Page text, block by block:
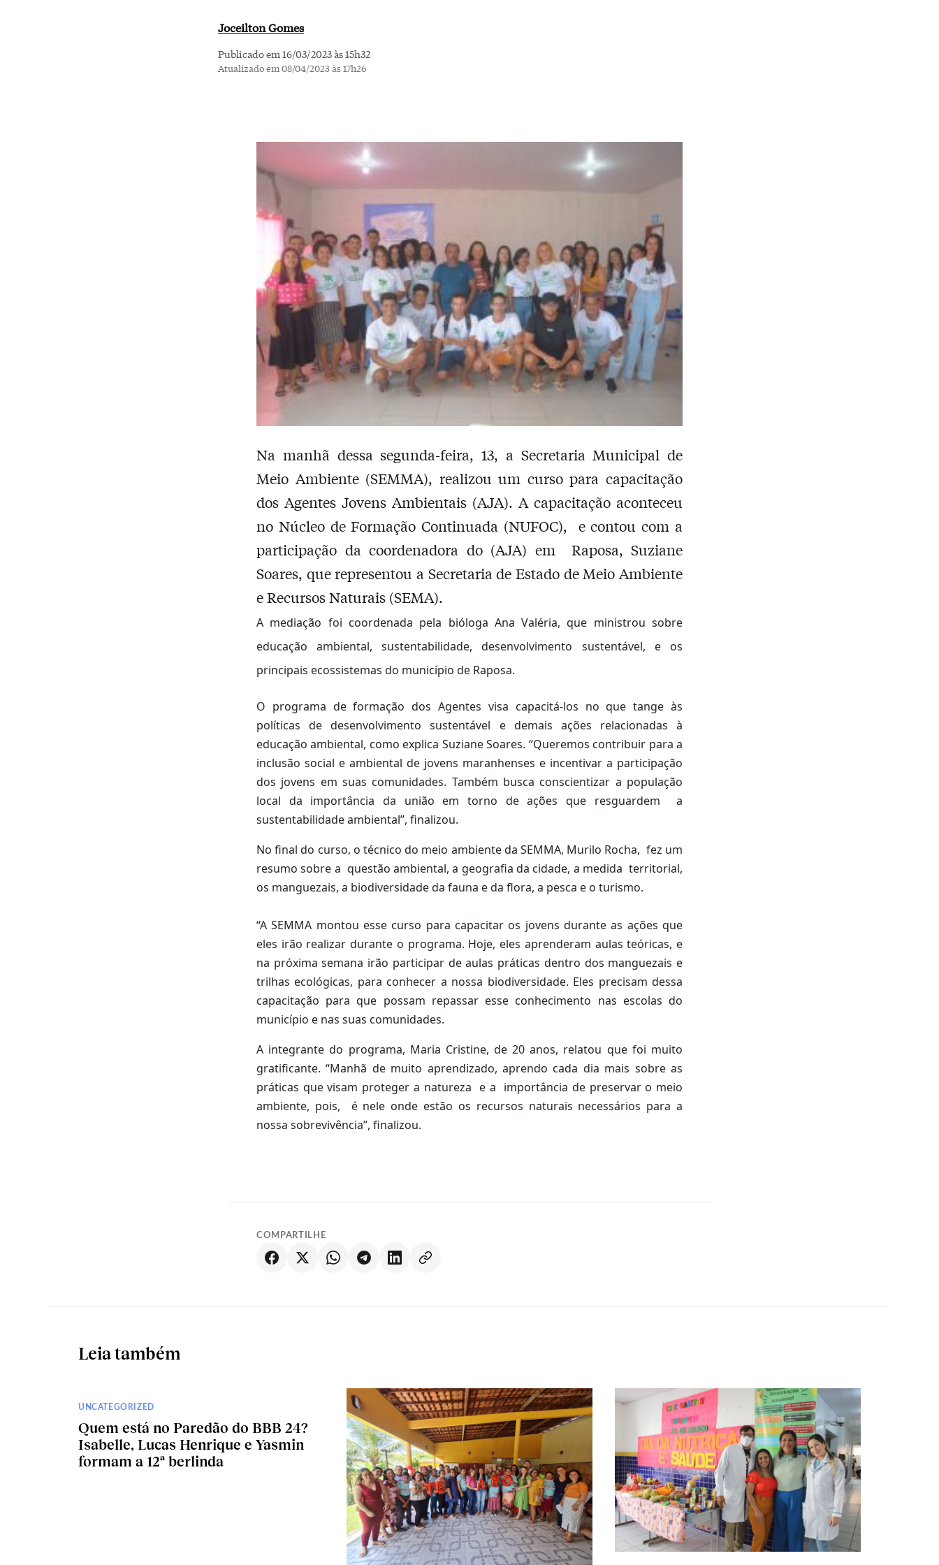
Joceilton Gomes
Publicado em 16/03/2023 às 15h32
Atualizado em 08/04/2023 às 17h26
Na manhã dessa segunda-feira, 13, a Secretaria Municipal de
Meio Ambiente (SEMMA), realizou um curso para capacitação
dos Agentes Jovens Ambientais (AJA). A capacitação aconteceu
no Núcleo de Formação Continuada (NUFOC), e contou com a
participação da coordenadora do (AJA) em Raposa, Suziane
Soares, que representou a Secretaria de Estado de Meio Ambiente
e Recursos Naturais (SEMA).
A mediação foi coordenada pela bióloga Ana Valéria, que ministrou sobre
educação ambiental, sustentabilidade, desenvolvimento sustentável, e os
principais ecossistemas do município de Raposa.
O programa de formação dos Agentes visa capacitá-los no que tange às
políticas de desenvolvimento sustentável e demais ações relacionadas à
educação ambiental, como explica Suziane Soares. “Queremos contribuir para a
inclusão social e ambiental de jovens maranhenses e incentivar a participação
dos jovens em suas comunidades. Também busca conscientizar a população
local da importância da união em torno de ações que resguardem a
sustentabilidade ambiental”, finalizou.
No final do curso, o técnico do meio ambiente da SEMMA, Murilo Rocha, fez um
resumo sobre a questão ambiental, a geografia da cidade, a medida territorial,
os manguezais, a biodiversidade da fauna e da flora, a pesca e o turismo.
“A SEMMA montou esse curso para capacitar os jovens durante as ações que
eles irão realizar durante o programa. Hoje, eles aprenderam aulas teóricas, e
na próxima semana irão participar de aulas práticas dentro dos manguezais e
trilhas ecológicas, para conhecer a nossa biodiversidade. Eles precisam dessa
capacitação para que possam repassar esse conhecimento nas escolas do
município e nas suas comunidades.
A integrante do programa, Maria Cristine, de 20 anos, relatou que foi muito
gratificante. “Manhã de muito aprendizado, aprendo cada dia mais sobre as
práticas que visam proteger a natureza e a importância de preservar o meio
ambiente, pois, é nele onde estão os recursos naturais necessários para a
nossa sobrevivência”, finalizou.
COMPARTILHE
Leia também
UNCATEGORIZED
Quem está no Paredão do BBB 24?
Isabelle, Lucas Henrique e Yasmin
formam a 12ª berlinda